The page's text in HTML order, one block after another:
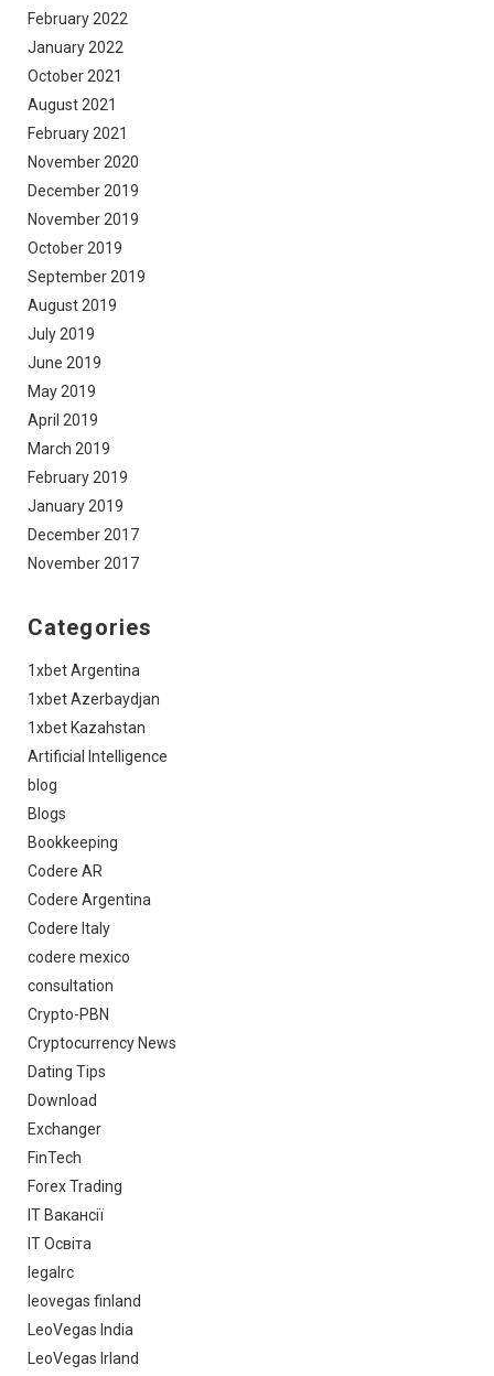
February 2022
January 2022
October 2021
August 2021
February 2021
November 2020
December 2019
November 2019
October 2019
September 2019
August 2019
July 2019
June 2019
May 2019
April 2019
March 2019
February 2019
January 2019
December 2017
November 2017
Categories
1xbet Argentina
1xbet Azerbaydjan
1xbet Kazahstan
Artificial Intelligence
blog
Blogs
Bookkeeping
Codere AR
Codere Argentina
Codere Italy
codere mexico
consultation
Crypto-PBN
Cryptocurrency News
Dating Tips
Download
Exchanger
FinTech
Forex Trading
IT Вакансії
IT Освіта
legalrc
leovegas finland
LeoVegas India
LeoVegas Irland